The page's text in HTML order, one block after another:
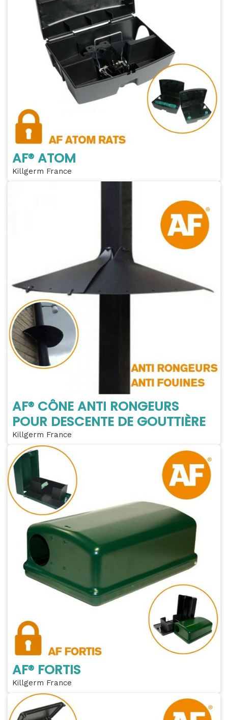
AF® ATOM
Killgerm France
AF® CÔNE ANTI RONGEURS
POUR DESCENTE DE GOUTTIÈRE
Killgerm France
AF® FORTIS
Killgerm France